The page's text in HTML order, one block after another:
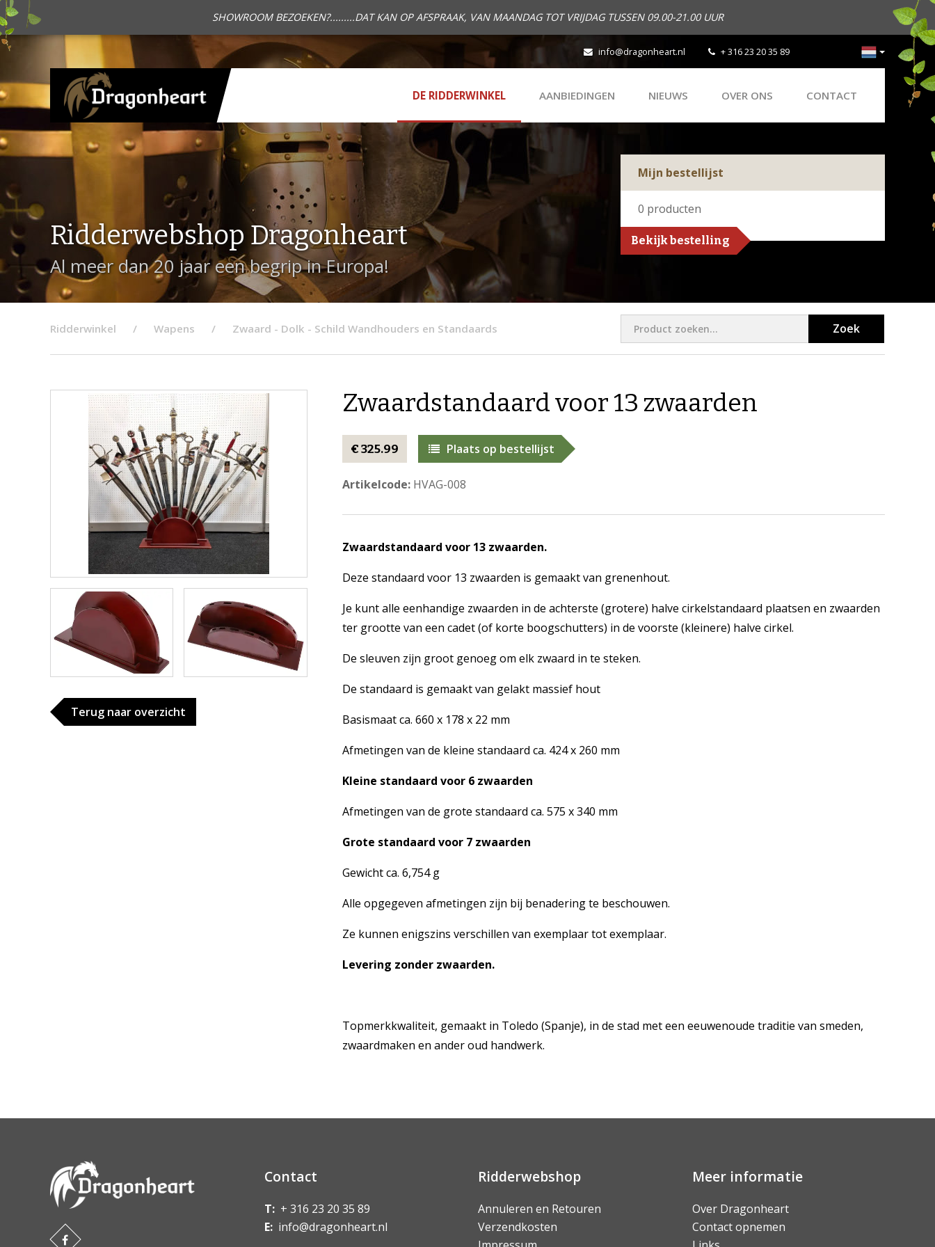
SHOWROOM BEZOEKEN?.........DAT KAN OP AFSPRAAK, VAN MAANDAG TOT VRIJDAG TUSSEN 09.00-21.00 UUR
info@dragonheart.nl + 316 23 20 35 89
DE RIDDERWINKEL AANBIEDINGEN NIEUWS OVER ONS CONTACT
Ridderwebshop Dragonheart
Al meer dan 20 jaar een begrip in Europa!
Mijn bestellijst
0 producten
Bekijk bestelling
Ridderwinkel Wapens Zwaard - Dolk - Schild Wandhouders en Standaards Zoek
Terug naar overzicht
Zwaardstandaard voor 13 zwaarden
€ 325.99 Plaats op bestellijst
Artikelcode:HVAG-008
Zwaardstandaard voor 13 zwaarden.
Deze standaard voor 13 zwaarden is gemaakt van grenenhout.
Je kunt alle eenhandige zwaarden in de achterste (grotere) halve cirkelstandaard plaatsen en zwaarden
ter grootte van een cadet (of korte boogschutters) in de voorste (kleinere) halve cirkel.
De sleuven zijn groot genoeg om elk zwaard in te steken.
De standaard is gemaakt van gelakt massief hout
Basismaat ca. 660 x 178 x 22 mm
Afmetingen van de kleine standaard ca. 424 x 260 mm
Kleine standaard voor 6 zwaarden
Afmetingen van de grote standaard ca. 575 x 340 mm
Grote standaard voor 7 zwaarden
Gewicht ca. 6,754 g
Alle opgegeven afmetingen zijn bij benadering te beschouwen.
Ze kunnen enigszins verschillen van exemplaar tot exemplaar.
Levering zonder zwaarden.
Topmerkkwaliteit, gemaakt in Toledo (Spanje), in de stad met een eeuwenoude traditie van smeden,
zwaardmaken en ander oud handwerk.
Contact
T: + 316 23 20 35 89
E: info@dragonheart.nl
Ridderwebshop
Annuleren en Retouren
Verzendkosten
Meer informatie
Over Dragonheart
Contact opnemen